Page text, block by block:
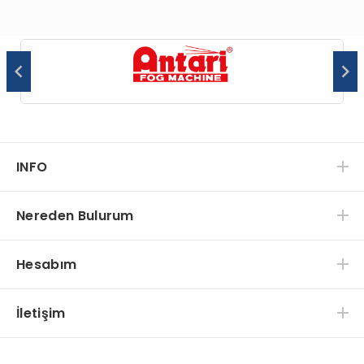
INFO
Nereden Bulurum
Hesabım
İletişim